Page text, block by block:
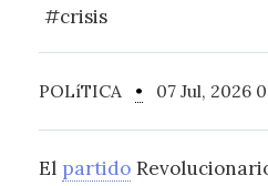
#crisis
POLíTICA • 07 Jul, 2026
El partido